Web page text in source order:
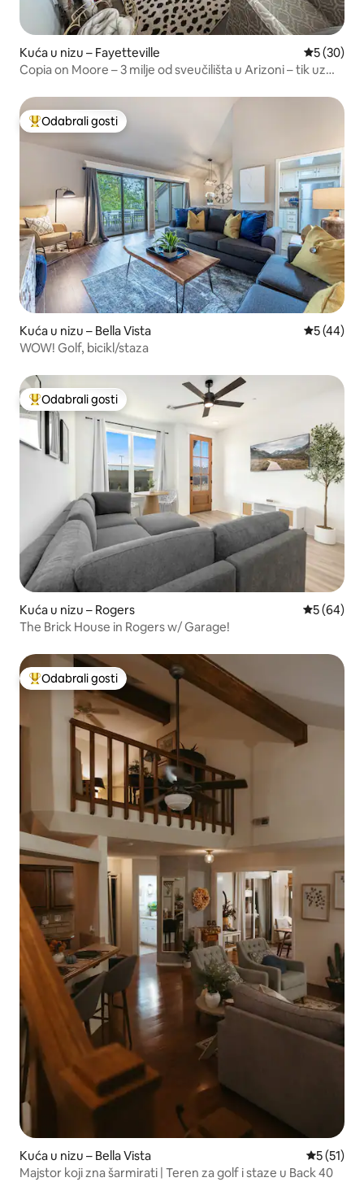
Kuća u nizu – Fayetteville Prosječna
5 (30)
Copia on Moore – 3 milje od sveučilišta u Arizoni – tik uz
Među najviše rangiranima s oznakom „Odabrali gosti”
Odabrali gosti
Kuća u nizu – Bella Vista Prosječna
5 (44)
WOW! Golf, bicikl/staza
Među najviše rangiranima s oznakom „Odabrali gosti”
Odabrali gosti
Kuća u nizu – Rogers Prosječna
5 (64)
The Brick House in Rogers w/ Garage!
Među najviše rangiranima s oznakom „Odabrali gosti”
Odabrali gosti
Kuća u nizu – Bella Vista Prosječna
5 (51)
Majstor koji zna šarmirati | Teren za golf i staze u Back 40